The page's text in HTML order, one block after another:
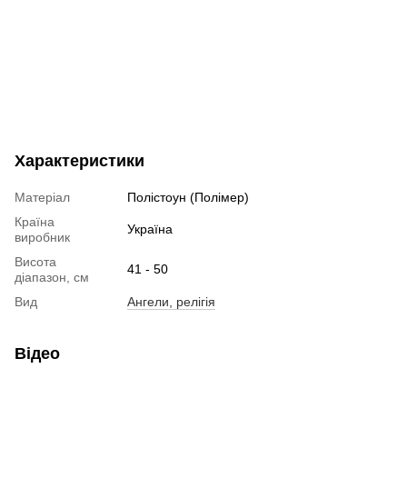
Характеристики
Матеріал
Полістоун (Полімер)
Країна
виробник
Україна
Висота
діапазон, см
41 - 50
Вид Ангели, релігія
Відео